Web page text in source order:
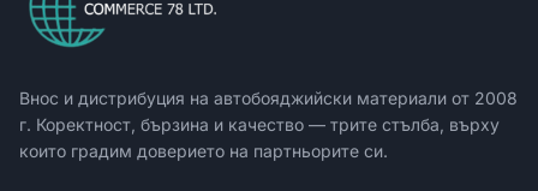
Внос и дистрибуция на автобояджийски материали от 2008
г. Коректност, бързина и качество — трите стълба, върху
които градим доверието на партньорите си.